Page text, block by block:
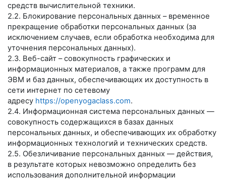
средств вычислительной техники.
2.2. Блокирование персональных данных – временное
прекращение обработки персональных данных (за
исключением случаев, если обработка необходима для
уточнения персональных данных).
2.3. Веб-сайт – совокупность графических и
информационных материалов, а также программ для
ЭВМ и баз данных, обеспечивающих их доступность в
сети интернет по сетевому
адресу https://openyogaclass.com.
2.4. Информационная система персональных данных —
совокупность содержащихся в базах данных
персональных данных, и обеспечивающих их обработку
информационных технологий и технических средств.
2.5. Обезличивание персональных данных — действия,
в результате которых невозможно определить без
использования дополнительной информации